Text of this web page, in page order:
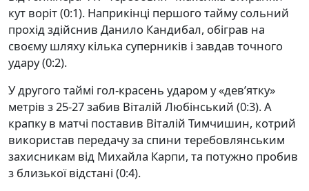
кут воріт (0:1). Наприкінці першого тайму сольний
прохід здійснив Данило Кандибал, обіграв на
своєму шляху кілька суперників і завдав точного
удару (0:2).
У другого таймі гол-красень ударом у «дев’ятку»
метрів з 25-27 забив Віталій Любінський (0:3). А
крапку в матчі поставив Віталій Тимчишин, котрий
використав передачу за спини теребовлянським
захисникам від Михайла Карпи, та потужно пробив
з близької відстані (0:4).